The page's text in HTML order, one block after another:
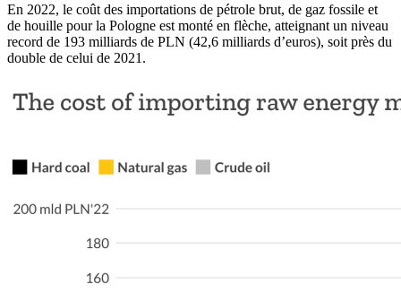
En 2022, le coût des importations de pétrole brut, de gaz fossile et
de houille pour la Pologne est monté en flèche, atteignant un niveau
record de 193 milliards de PLN (42,6 milliards d’euros), soit près du
double de celui de 2021.